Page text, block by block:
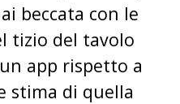
beccata con le
tizio del tavolo
app rispetto a
stima di quella